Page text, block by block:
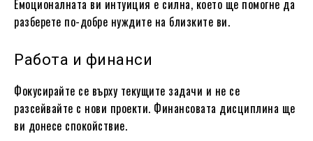
Емоционалната ви интуиция е силна, което ще помогне да
разберете по-добре нуждите на близките ви.
Работа и финанси
Фокусирайте се върху текущите задачи и не се
разсейвайте с нови проекти. Финансовата дисциплина ще
ви донесе спокойствие.